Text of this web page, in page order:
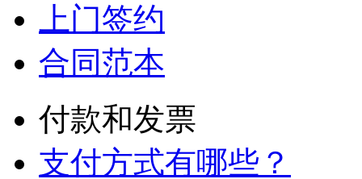
上门签约
合同范本
付款和发票
支付方式有哪些？